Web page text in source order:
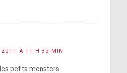
2011 À 11 H 35 MIN
petits monsters